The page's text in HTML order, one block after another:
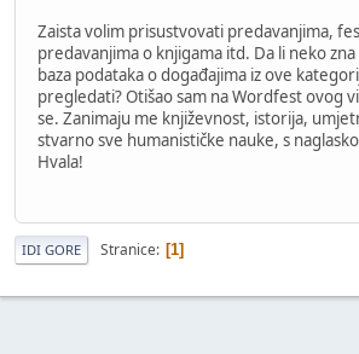
Zaista volim prisustvovati predavanjima,
predavanjima o knjigama itd. Da li neko
baza podataka o događajima iz ove
pregledati? Otišao sam na Wordfest ovog
se. Zanimaju me književnost, istorija,
stvarno sve humanističke nauke, s
Hvala!
IDI GORE Stranice 1